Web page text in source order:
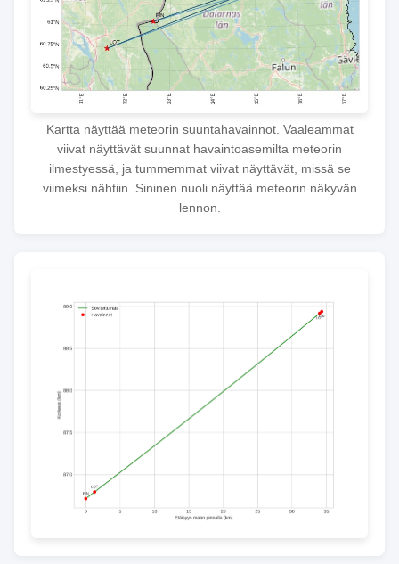
Kartta näyttää meteorin suuntahavainnot. Vaaleammat
viivat näyttävät suunnat havaintoasemilta meteorin
ilmestyessä, ja tummemmat viivat näyttävät, missä se
viimeksi nähtiin. Sininen nuoli näyttää meteorin näkyvän
lennon.